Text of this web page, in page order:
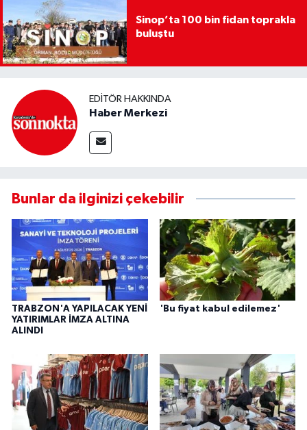
Sinop’ta 100 bin fidan toprakla
buluştu
EDITÖR HAKKINDA
Haber Merkezi
Bunlar da ilginizi çekebilir
TRABZON'A YAPILACAK YENİ
YATIRIMLAR İMZA ALTINA
ALINDI
'Bu fiyat kabul edilemez'